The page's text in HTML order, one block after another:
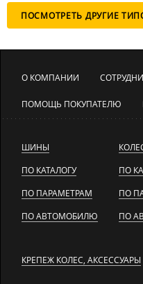
ПОСМОТРЕТЬ ДРУГИЕ
О КОМПАНИИ
ПОМОЩЬ ПОКУПАТЕЛЮ
ШИНЫ
ПО КАТАЛОГУ
ПО ПАРАМЕТРАМ
ПО АВТОМОБИЛЮ
ПО
ПО
ПО
КРЕПЕЖ КОЛЕС, АКСЕССУАРЫ